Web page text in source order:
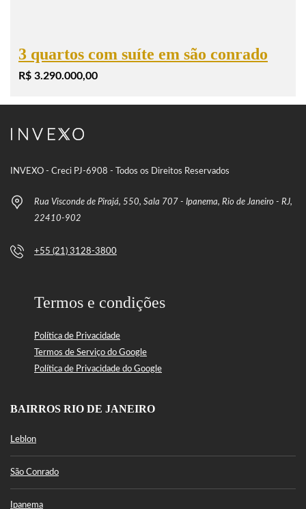
3 quartos com suíte em são conrado
R$ 3.290.000,00
INVEXO - Creci PJ-6908 - Todos os Direitos Reservados
Rua Visconde de Pirajá, 550, Sala 707 - Ipanema, Rio de Janeiro - RJ,
22410-902
+55 (21) 3128-3800
Termos e condições
Política de Privacidade
Termos de Serviço do Google
Política de Privacidade do Google
BAIRROS RIO DE JANEIRO
Leblon
São Conrado
Ipanema